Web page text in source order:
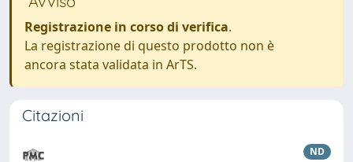
Registrazione in corso di verifica.
La registrazione di questo prodotto non è
ancora stata validata in ArTS.
Citazioni
ND